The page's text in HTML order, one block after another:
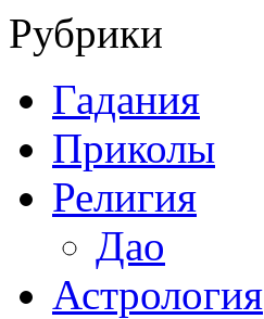
Рубрики
Гадания
Приколы
Религия
Дао
Астрология